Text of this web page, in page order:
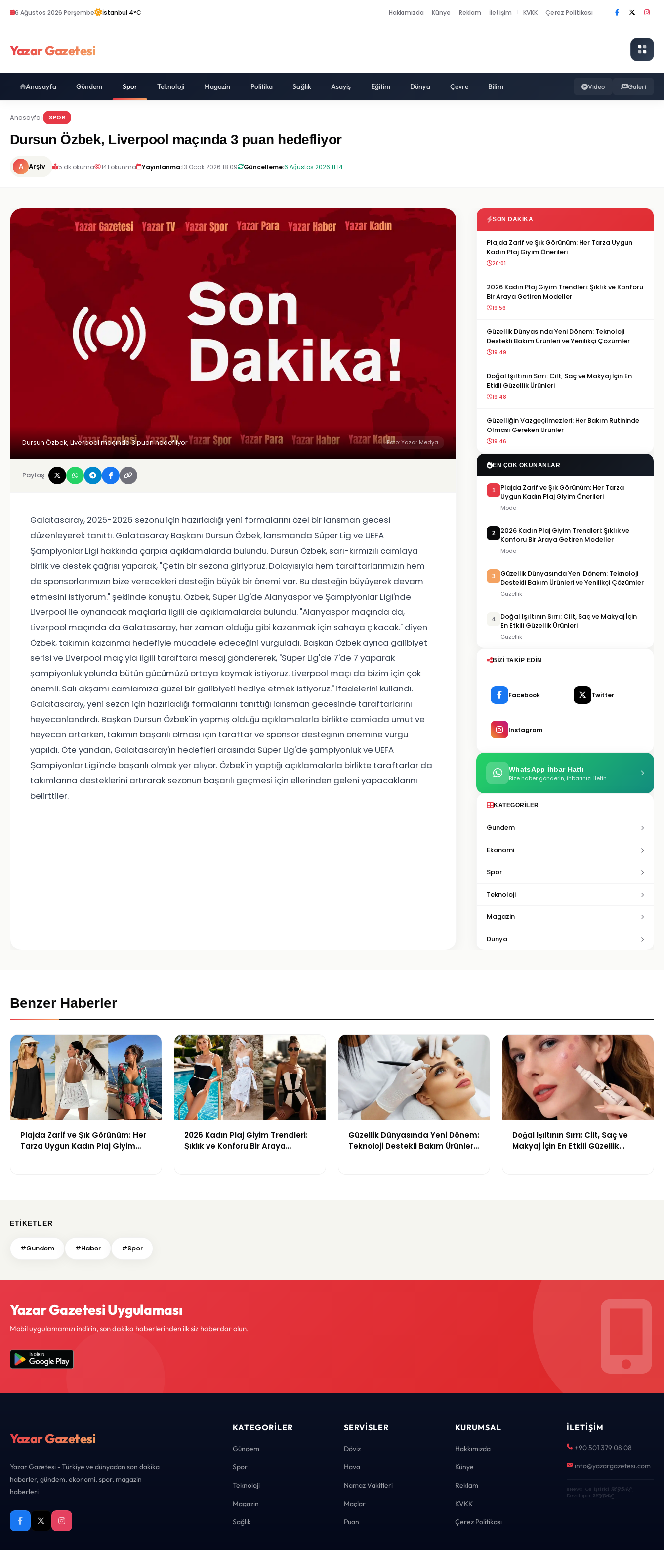
6 Ağustos 2026 Perşembe İstanbul 4°C Hakkımızda Künye Reklam İletişim KVKK Çerez Politikası
Yazar Gazetesi
Anasayfa Gündem Spor Teknoloji Magazin Politika Sağlık Asayiş Eğitim Dünya Çevre Bilim Video Galeri
Anasayfa SPOR
Dursun Özbek, Liverpool maçında 3 puan hedefliyor
A Arşiv 5 dk okuma 141 okunma Yayınlanma:13 Ocak 2026 18:09 Güncelleme:6 Ağustos 2026 11:14
Dursun Özbek, Liverpool maçında 3 puan hedefliyor Foto: Yazar Medya
Paylaş
Galatasaray, 2025-2026 sezonu için hazırladığı yeni formalarını özel bir lansman gecesi
düzenleyerek tanıttı. Galatasaray Başkanı Dursun Özbek, lansmanda Süper Lig ve UEFA
Şampiyonlar Ligi hakkında çarpıcı açıklamalarda bulundu. Dursun Özbek, sarı-kırmızılı camiaya
birlik ve destek çağrısı yaparak, "Çetin bir sezona giriyoruz. Dolayısıyla hem taraftarlarımızın hem
de sponsorlarımızın bize verecekleri desteğin büyük bir önemi var. Bu desteğin büyüyerek devam
etmesini istiyorum." şeklinde konuştu. Özbek, Süper Lig'de Alanyaspor ve Şampiyonlar Ligi'nde
Liverpool ile oynanacak maçlarla ilgili de açıklamalarda bulundu. "Alanyaspor maçında da,
Liverpool maçında da Galatasaray, her zaman olduğu gibi kazanmak için sahaya çıkacak." diyen
Özbek, takımın kazanma hedefiyle mücadele edeceğini vurguladı. Başkan Özbek ayrıca galibiyet
serisi ve Liverpool maçıyla ilgili taraftara mesaj göndererek, "Süper Lig'de 7'de 7 yaparak
şampiyonluk yolunda bütün gücümüzü ortaya koymak istiyoruz. Liverpool maçı da bizim için çok
önemli. Salı akşamı camiamıza güzel bir galibiyeti hediye etmek istiyoruz." ifadelerini kullandı.
Galatasaray, yeni sezon için hazırladığı formalarını tanıttığı lansman gecesinde taraftarlarını
heyecanlandırdı. Başkan Dursun Özbek'in yapmış olduğu açıklamalarla birlikte camiada umut ve
heyecan artarken, takımın başarılı olması için taraftar ve sponsor desteğinin önemine vurgu
yapıldı. Öte yandan, Galatasaray'ın hedefleri arasında Süper Lig'de şampiyonluk ve UEFA
Şampiyonlar Ligi'nde başarılı olmak yer alıyor. Özbek'in yaptığı açıklamalarla birlikte taraftarlar da
takımlarına desteklerini artırarak sezonun başarılı geçmesi için ellerinden geleni yapacaklarını
belirttiler.
SON DAKIKA
Plajda Zarif ve Şık Görünüm: Her Tarza Uygun
Kadın Plaj Giyim Önerileri
20:01
2026 Kadın Plaj Giyim Trendleri: Şıklık ve Konforu
Bir Araya Getiren Modeller
19:56
Güzellik Dünyasında Yeni Dönem: Teknoloji
Destekli Bakım Ürünleri ve Yenilikçi Çözümler
19:49
Doğal Işıltının Sırrı: Cilt, Saç ve Makyaj İçin En
Etkili Güzellik Ürünleri
19:48
Güzelliğin Vazgeçilmezleri: Her Bakım Rutininde
Olması Gereken Ürünler
19:46
EN ÇOK OKUNANLAR
1
Plajda Zarif ve Şık Görünüm: Her Tarza
Uygun Kadın Plaj Giyim Önerileri
Moda
2
2026 Kadın Plaj Giyim Trendleri: Şıklık ve
Konforu Bir Araya Getiren Modeller
Moda
3
Güzellik Dünyasında Yeni Dönem: Teknoloji
Destekli Bakım Ürünleri ve Yenilikçi Çözümler
Güzellik
4
Doğal Işıltının Sırrı: Cilt, Saç ve Makyaj İçin
En Etkili Güzellik Ürünleri
Güzellik
BIZI TAKIP EDIN
Facebook Twitter
Instagram
WhatsApp İhbar Hattı
Bize haber gönderin, ihbarınızı iletin
KATEGORILER
Gundem
Ekonomi
Spor
Teknoloji
Magazin
Dunya
Benzer Haberler
Plajda Zarif ve Şık Görünüm: Her
Tarza Uygun Kadın Plaj Giyim
2026 Kadın Plaj Giyim Trendleri:
Şıklık ve Konforu Bir Araya
Güzellik Dünyasında Yeni Dönem:
Teknoloji Destekli Bakım Ürünleri
Doğal Işıltının Sırrı: Cilt, Saç ve
Makyaj İçin En Etkili Güzellik
ETIKETLER
#Gundem #Haber #Spor
Yazar Gazetesi Uygulaması
Mobil uygulamamızı indirin, son dakika haberlerinden ilk siz haberdar olun.
Yazar Gazetesi
Yazar Gazetesi - Türkiye ve dünyadan son dakika
haberler, gündem, ekonomi, spor, magazin
haberleri
KATEGORILER
Gündem
Spor
Teknoloji
Magazin
Sağlık
SERVISLER
Döviz
Hava
Namaz Vakitleri
Maçlar
Puan
KURUMSAL
Hakkımızda
Künye
Reklam
KVKK
Çerez Politikası
İLETIŞIM
+90 501 379 08 08
info@yazargazetesi.com
eNews · Geliştirici KEYDAL·
Developer KEYDAL